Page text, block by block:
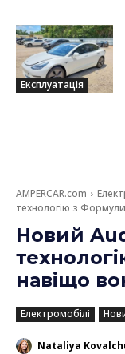
Експлуатація